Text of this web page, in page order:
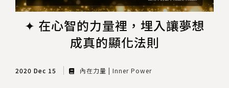
微光選品｜Selection
✦ 在心智的力量裡，埋入讓夢想
成真的顯化法則
2020 Dec 15 內在力量 | Inner Power